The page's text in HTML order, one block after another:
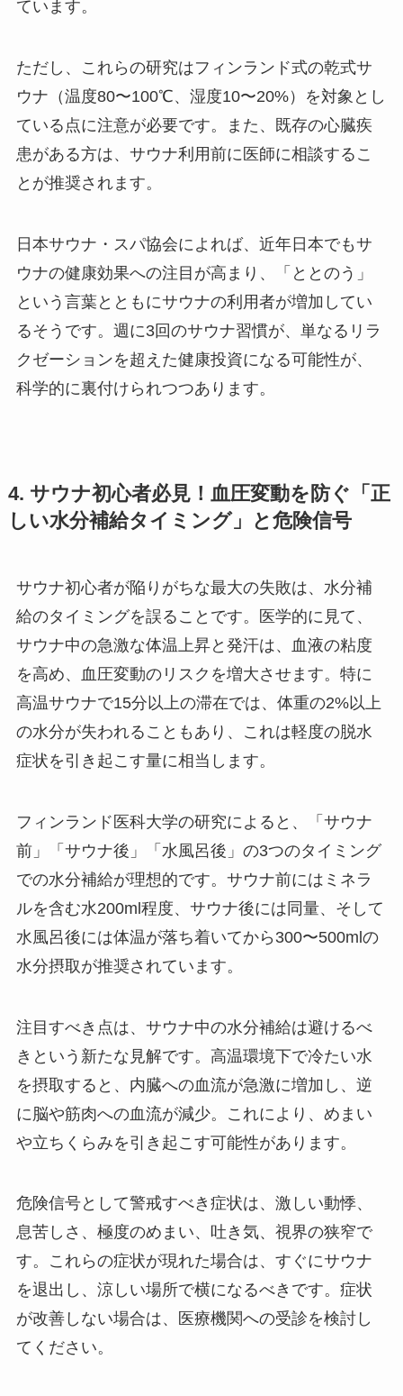
ています。
ただし、これらの研究はフィンランド式の乾式サ
ウナ（温度80〜100℃、湿度10〜20%）を対象とし
ている点に注意が必要です。また、既存の心臓疾
患がある方は、サウナ利用前に医師に相談するこ
とが推奨されます。
日本サウナ・スパ協会によれば、近年日本でもサ
ウナの健康効果への注目が高まり、「ととのう」
という言葉とともにサウナの利用者が増加してい
るそうです。週に3回のサウナ習慣が、単なるリラ
クゼーションを超えた健康投資になる可能性が、
科学的に裏付けられつつあります。
4. サウナ初心者必見！血圧変動を防ぐ「正
しい水分補給タイミング」と危険信号
サウナ初心者が陥りがちな最大の失敗は、水分補
給のタイミングを誤ることです。医学的に見て、
サウナ中の急激な体温上昇と発汗は、血液の粘度
を高め、血圧変動のリスクを増大させます。特に
高温サウナで15分以上の滞在では、体重の2%以上
の水分が失われることもあり、これは軽度の脱水
症状を引き起こす量に相当します。
フィンランド医科大学の研究によると、「サウナ
前」「サウナ後」「水風呂後」の3つのタイミング
での水分補給が理想的です。サウナ前にはミネラ
ルを含む水200ml程度、サウナ後には同量、そして
水風呂後には体温が落ち着いてから300〜500mlの
水分摂取が推奨されています。
注目すべき点は、サウナ中の水分補給は避けるべ
きという新たな見解です。高温環境下で冷たい水
を摂取すると、内臓への血流が急激に増加し、逆
に脳や筋肉への血流が減少。これにより、めまい
や立ちくらみを引き起こす可能性があります。
危険信号として警戒すべき症状は、激しい動悸、
息苦しさ、極度のめまい、吐き気、視界の狭窄で
す。これらの症状が現れた場合は、すぐにサウナ
を退出し、涼しい場所で横になるべきです。症状
が改善しない場合は、医療機関への受診を検討し
てください。